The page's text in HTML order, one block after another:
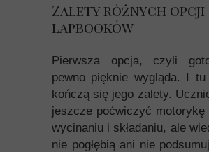
Zalety różnych opcji
lapbooków
Pierwsza opcja, czyli
pewno pięknie wygląda. I tu
kończą się jego zalety.
jeszcze poćwiczyć motorykę
wycinaniu i składaniu, ale
nie pogłębią ani nie